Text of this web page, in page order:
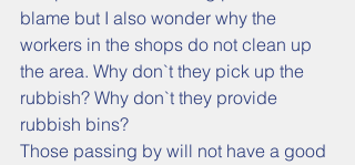
blame but I also wonder why the
workers in the shops do not clean up
the area. Why don`t they pick up the
rubbish? Why don`t they provide
rubbish bins?
Those passing by will not have a good